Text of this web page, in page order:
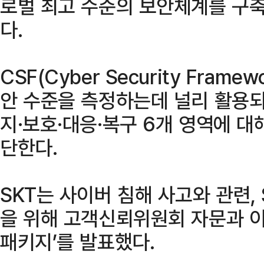
로벌 최고 수준의 보안체계를 구
다.
CSF(Cyber Security
안 수준을 측정하는데 널리 활용
지·보호·대응·복구 6개 영역에
단한다.
SKT는 사이버 침해 사고와 관련
을 위해 고객신뢰위원회 자문과
패키지’를 발표했다.